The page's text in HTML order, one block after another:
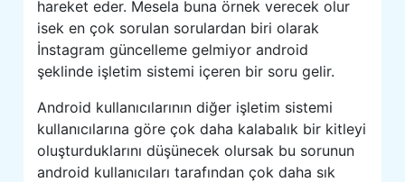
hareket eder. Mesela buna örnek verecek olur
isek en çok sorulan sorulardan biri olarak
İnstagram güncelleme gelmiyor android
şeklinde işletim sistemi içeren bir soru gelir.
Android kullanıcılarının diğer işletim sistemi
kullanıcılarına göre çok daha kalabalık bir kitleyi
oluşturduklarını düşünecek olursak bu sorunun
android kullanıcıları tarafından çok daha sık